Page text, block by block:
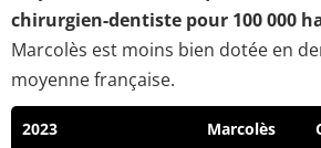
chirurgien-dentiste pour 100 000
Marcolès est moins bien dotée en
moyenne française.
2023 Marcolès